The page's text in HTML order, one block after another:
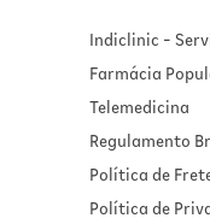
Indiclinic -
Farmácia
Telemedicina
Regulamento
Política de
Política de